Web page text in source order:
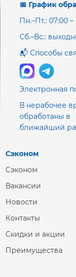
📅 График
Пн.–Пт.: 07:00
Сб.–Вс.:
📬 Способы
Электронная
В нерабочее
обработаны в
ближайший
Сэконом
Сэконом
Вакансии
Новости
Контакты
Скидки и акции
Преимущества